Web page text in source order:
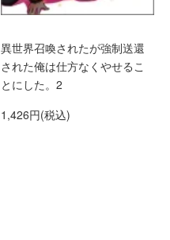
異世界召喚されたが強制送還
された俺は仕方なくやせるこ
とにした。2
1,426円(税込)